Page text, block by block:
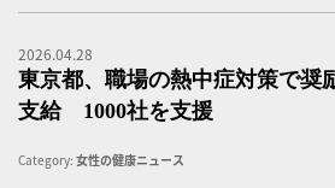
2026.04.28
東京都、職場の熱中症対策で奨
支給 1000社を支援
Category: 女性の健康ニュース